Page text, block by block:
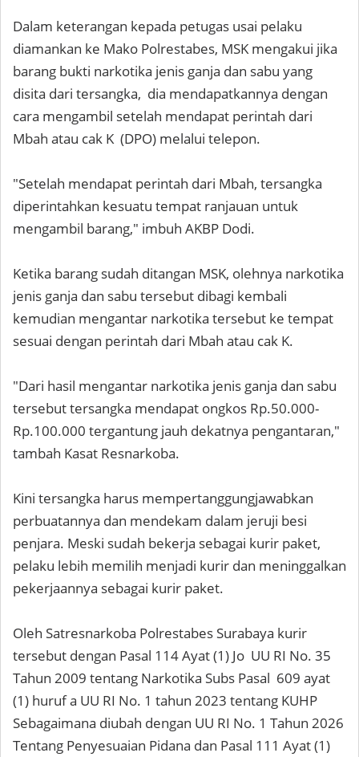
Dalam keterangan kepada petugas usai pelaku
diamankan ke Mako Polrestabes, MSK mengakui jika
barang bukti narkotika jenis ganja dan sabu yang
disita dari tersangka, dia mendapatkannya dengan
cara mengambil setelah mendapat perintah dari
Mbah atau cak K (DPO) melalui telepon.
"Setelah mendapat perintah dari Mbah, tersangka
diperintahkan kesuatu tempat ranjauan untuk
mengambil barang," imbuh AKBP Dodi.
Ketika barang sudah ditangan MSK, olehnya narkotika
jenis ganja dan sabu tersebut dibagi kembali
kemudian mengantar narkotika tersebut ke tempat
sesuai dengan perintah dari Mbah atau cak K.
"Dari hasil mengantar narkotika jenis ganja dan sabu
tersebut tersangka mendapat ongkos Rp.50.000-
Rp.100.000 tergantung jauh dekatnya pengantaran,"
tambah Kasat Resnarkoba.
Kini tersangka harus mempertanggungjawabkan
perbuatannya dan mendekam dalam jeruji besi
penjara. Meski sudah bekerja sebagai kurir paket,
pelaku lebih memilih menjadi kurir dan meninggalkan
pekerjaannya sebagai kurir paket.
Oleh Satresnarkoba Polrestabes Surabaya kurir
tersebut dengan Pasal 114 Ayat (1) Jo UU RI No. 35
Tahun 2009 tentang Narkotika Subs Pasal 609 ayat
(1) huruf a UU RI No. 1 tahun 2023 tentang KUHP
Sebagaimana diubah dengan UU RI No. 1 Tahun 2026
Tentang Penyesuaian Pidana dan Pasal 111 Ayat (1)